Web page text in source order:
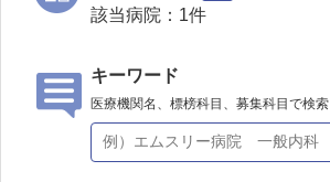
該当病院： 1件
キーワード
医療機関名、標榜科目、募集科目で検索